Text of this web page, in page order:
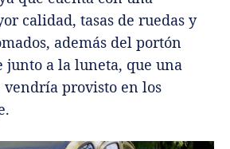
calidad, tasas de ruedas y
además del portón
junto a la luneta, que una
vendría provisto en los